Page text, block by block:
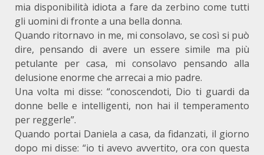
mia disponibilità idiota a fare da zerbino come tutti
gli uomini di fronte a una bella donna.
Quando ritornavo in me, mi consolavo, se così si può
dire, pensando di avere un essere simile ma più
petulante per casa, mi consolavo pensando alla
delusione enorme che arrecai a mio padre.
Una volta mi disse: “conoscendoti, Dio ti guardi da
donne belle e intelligenti, non hai il temperamento
per reggerle”.
Quando portai Daniela a casa, da fidanzati, il giorno
dopo mi disse: “io ti avevo avvertito, ora con questa